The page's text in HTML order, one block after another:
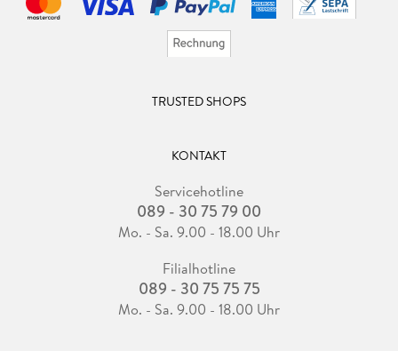
TRUSTED SHOPS
KONTAKT
Servicehotline
089 - 30 75 79 00
Mo. - Sa. 9.00 - 18.00 Uhr
Filialhotline
089 - 30 75 75 75
Mo. - Sa. 9.00 - 18.00 Uhr